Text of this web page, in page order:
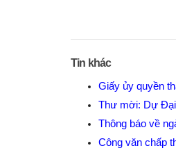
Tin khác
Giấy ủy quyền
Thư mời: Dự
Thông báo về
Công văn chấp